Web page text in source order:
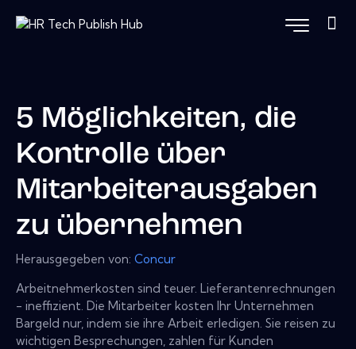
5 Möglichkeiten, die
Kontrolle über
Mitarbeiterausgaben
zu übernehmen
Herausgegeben von: Concur
Arbeitnehmerkosten sind teuer. Lieferantenrechnungen
- ineffizient. Die Mitarbeiter kosten Ihr Unternehmen
Bargeld nur, indem sie ihre Arbeit erledigen. Sie reisen zu
wichtigen Besprechungen, zahlen für Kunden